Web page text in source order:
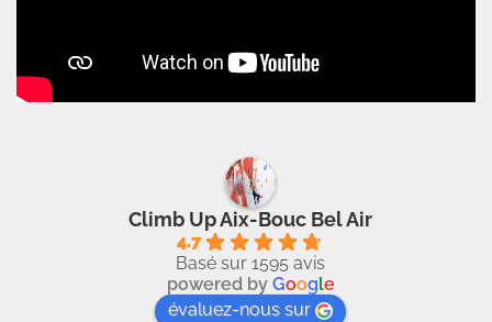
Climb Up Aix-Bouc Bel Air
4.7
Basé sur 1595 avis
powered by Google
évaluez-nous sur